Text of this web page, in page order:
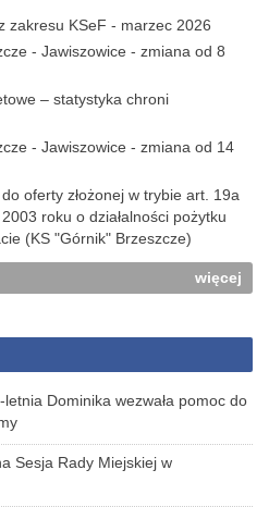
zakresu KSeF - marzec 2026
- Jawiszowice - zmiana od 8
– statystyka chroni
- Jawiszowice - zmiana od 14
oferty złożonej w trybie art. 19a
roku o działalności pożytku
(KS "Górnik" Brzeszcze)
więcej
letnia Dominika wezwała pomoc do
Sesja Rady Miejskiej w